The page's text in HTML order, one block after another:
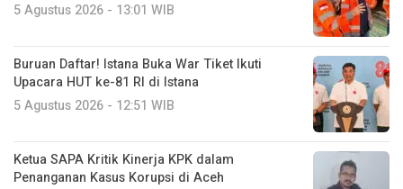
5 Agustus 2026 - 13:01 WIB
Buruan Daftar! Istana Buka War Tiket Ikuti
Upacara HUT ke-81 RI di Istana
5 Agustus 2026 - 12:51 WIB
Ketua SAPA Kritik Kinerja KPK dalam
Penanganan Kasus Korupsi di Aceh